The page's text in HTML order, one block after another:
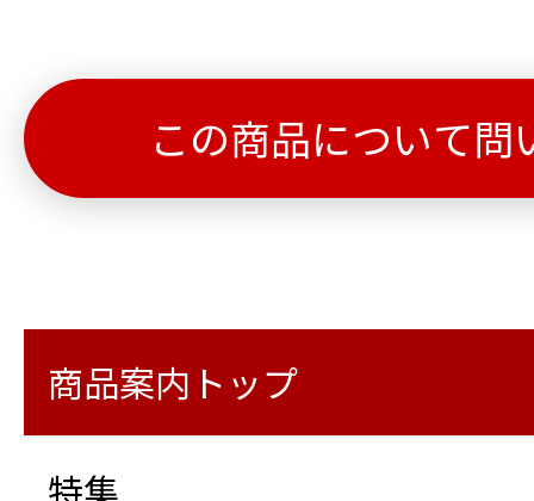
この商品について問
商品案内トップ
特集